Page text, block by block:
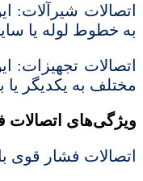
اتصالات شیرآلات:
به خطوط لوله یا
اتصالات تجهیزات:
مختلف به یکدیگر
ویژگی‌های اتصالات
اتصالات فشار قوی